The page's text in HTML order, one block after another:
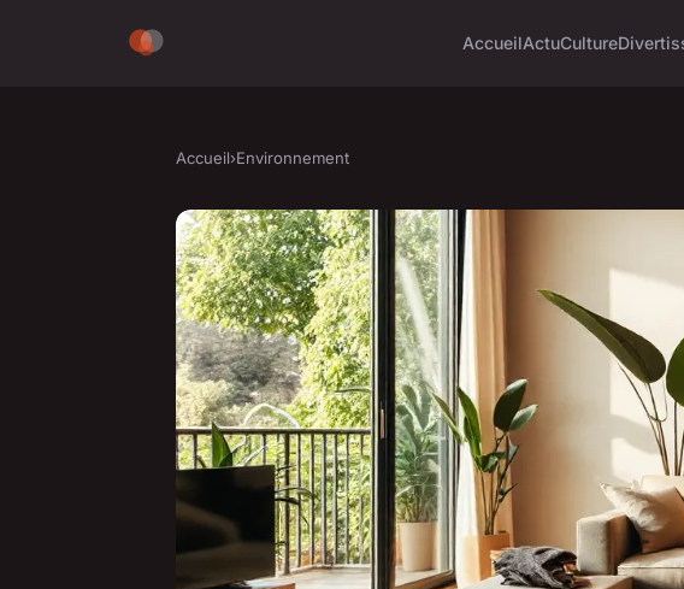
AccueilActuCulture
Accueil›Environnement